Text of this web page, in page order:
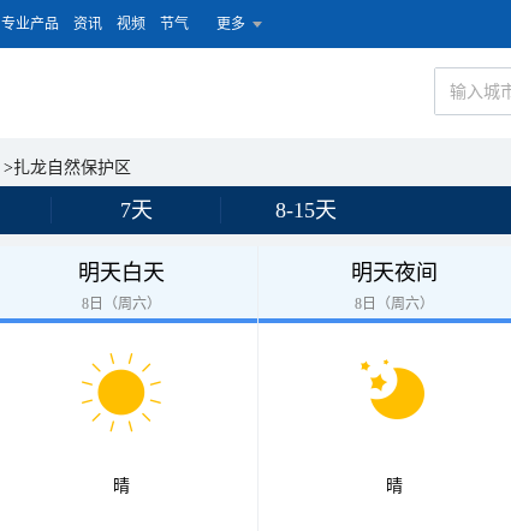
专业产品 资讯 视频 节气 更多
>扎龙自然保护区
7天 8-15天
明天白天
8日（周六）
晴
明天夜间
8日（周六）
晴